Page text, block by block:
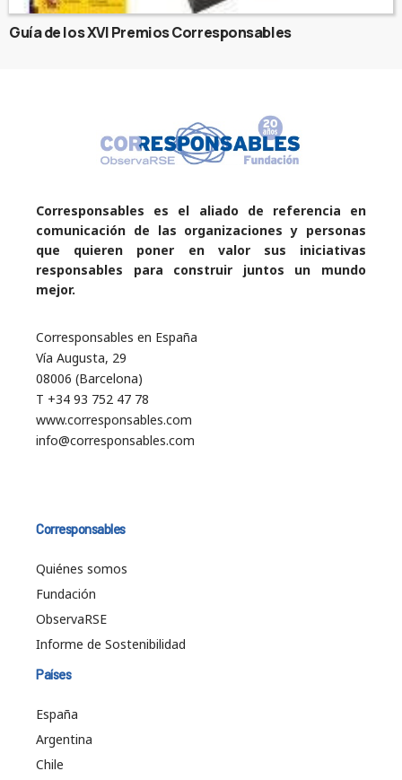
Guía de los XVI Premios Corresponsables
Corresponsables es el aliado de referencia en
comunicación de las organizaciones y personas
que quieren poner en valor sus iniciativas
responsables para construir juntos un mundo
mejor.
Corresponsables en España
Vía Augusta, 29
08006 (Barcelona)
T +34 93 752 47 78
www.corresponsables.com
info@corresponsables.com
Corresponsables
Quiénes somos
Fundación
ObservaRSE
Informe de Sostenibilidad
Países
España
Argentina
Chile